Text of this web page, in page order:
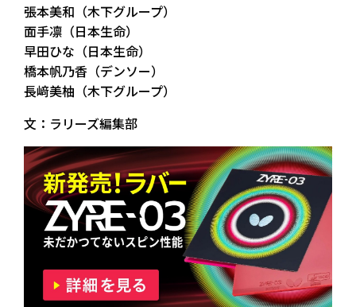
張本美和（木下グループ）
面手凛（日本生命）
早田ひな（日本生命）
橋本帆乃香（デンソー）
長﨑美柚（木下グループ）
文：ラリーズ編集部